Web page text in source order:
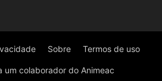
Sobre Termos de uso
um colaborador do Animeac